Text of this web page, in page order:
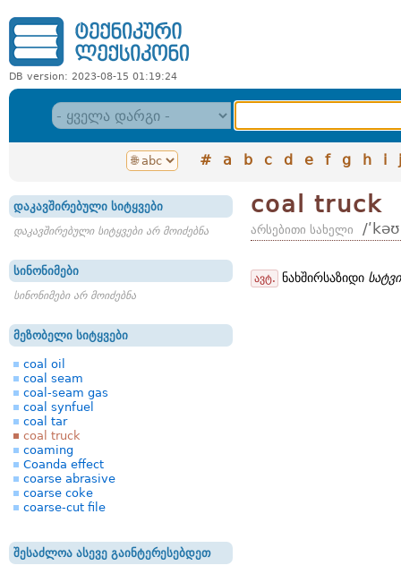
DB version: 2023-08-15 01:19:24
# a b c d e f g h i j
დაკავშირებული სიტყვები
დაკავშირებული სიტყვები არ მოიძებნა
სინონიმები
სინონიმები არ მოიძებნა
მეზობელი სიტყვები
coal oil
coal seam
coal-seam gas
coal synfuel
coal tar
coal truck
coaming
Coanda effect
coarse abrasive
coarse coke
coarse-cut file
შესაძლოა ასევე გაინტერესებდეთ
coal truck
არსებითი სახელი /
ავტ. ნახშირსაზიდი